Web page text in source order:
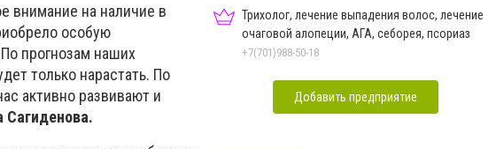
внимание на наличие в
особую
прогнозам наших
только нарастать. По
активно развивают и
Сагиденова.
Трихолог, лечение выпадения волос, лечение
очаговой алопеции, АГА, себорея, псориаз
+7(701)988-50-18
Добавить предприятие